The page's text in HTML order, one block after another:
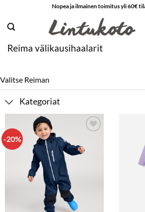
content
Nopea ja ilmainen toimitus yli 60€
Reima välikausihaalarit
Valitse Reiman
Kategoriat
-20%
LISÄÄ
SUOSIKKEIHIN